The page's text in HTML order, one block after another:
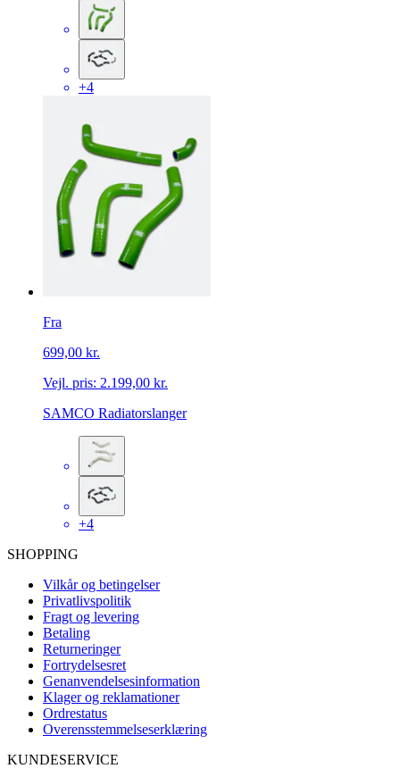
+4
Fra
699,00 kr.
Vejl. pris: 2.199,00 kr.
SAMCO Radiatorslanger
+4
SHOPPING
Vilkår og betingelser
Privatlivspolitik
Fragt og levering
Betaling
Returneringer
Fortrydelsesret
Genanvendelsesinformation
Klager og reklamationer
Ordrestatus
Overensstemmelseserklæring
KUNDESERVICE